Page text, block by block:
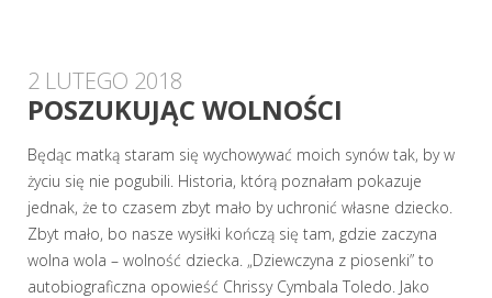
2 LUTEGO 2018
POSZUKUJĄC WOLNOŚCI
Będąc matką staram się wychowywać moich synów tak, by w
życiu się nie pogubili. Historia, którą poznałam pokazuje
jednak, że to czasem zbyt mało by uchronić własne dziecko.
Zbyt mało, bo nasze wysiłki kończą się tam, gdzie zaczyna
wolna wola – wolność dziecka. „Dziewczyna z piosenki” to
autobiograficzna opowieść Chrissy Cymbala Toledo. Jako